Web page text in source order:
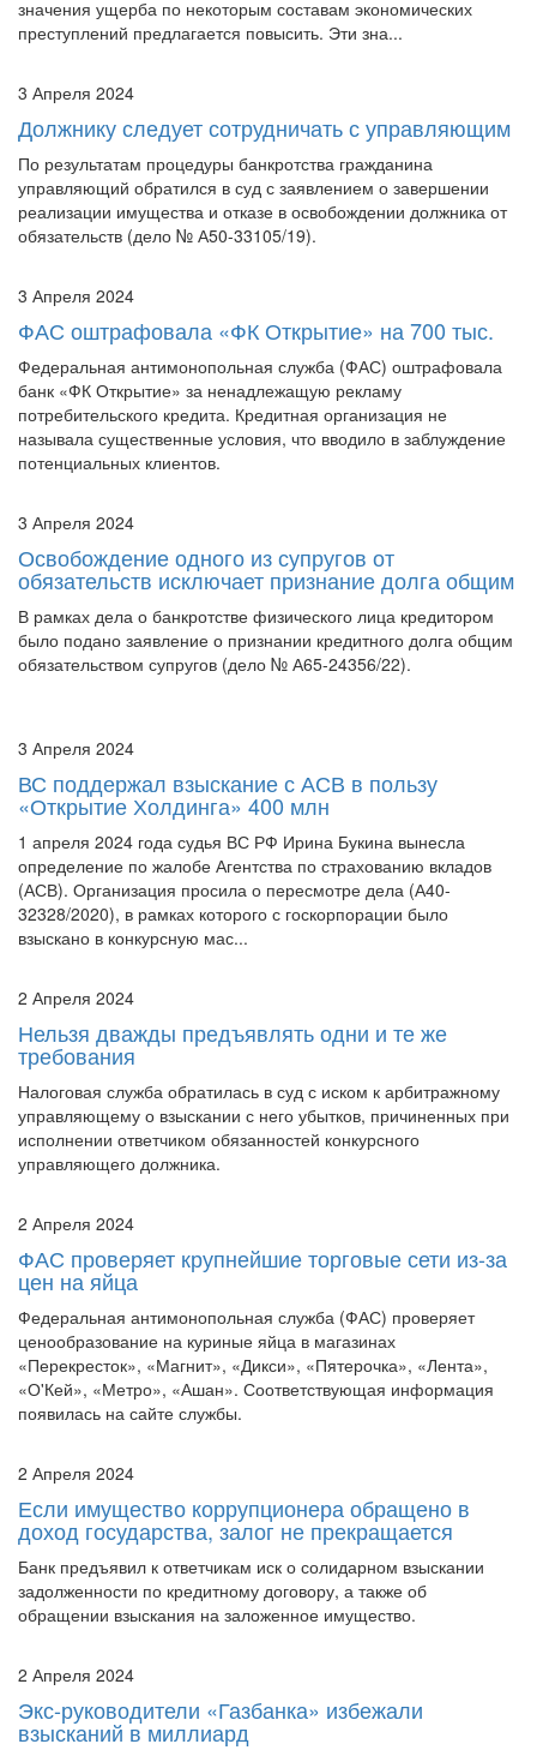
3 Апреля 2024
управляющий обратился в суд с заявлением о завершении
реализации имущества и отказе в освобождении должника от
обязательств (дело № А50-33105/19).
3 Апреля 2024
банк «ФК Открытие» за ненадлежащую рекламу
потребительского кредита. Кредитная организация не
называла существенные условия, что вводило в заблуждение
потенциальных клиентов.
3 Апреля 2024
обязательств исключает признание долга общим
В рамках дела о банкротстве физического лица кредитором
было подано заявление о признании кредитного долга общим
обязательством супругов (дело № А65-24356/22).
«Открытие Холдинга» 400 млн
1 апреля 2024 года судья ВС РФ Ирина Букина вынесла
определение по жалобе Агентства по страхованию вкладов
(АСВ). Организация просила о пересмотре дела (А40-
32328/2020), в рамках которого с госкорпорации было
взыскано в конкурсную мас...
2 Апреля 2024
требования
Налоговая служба обратилась в суд с иском к арбитражному
управляющему о взыскании с него убытков, причиненных при
исполнении ответчиком обязанностей конкурсного
управляющего должника.
2 Апреля 2024
цен на яйца
Федеральная антимонопольная служба (ФАС) проверяет
ценообразование на куриные яйца в магазинах
«Перекресток», «Магнит», «Дикси», «Пятерочка», «Лента»,
«О'Кей», «Метро», «Ашан». Соответствующая информация
появилась на сайте службы.
2 Апреля 2024
доход государства, залог не прекращается
Банк предъявил к ответчикам иск о солидарном взыскании
задолженности по кредитному договору, а также об
обращении взыскания на заложенное имущество.
2 Апреля 2024
взысканий в миллиард
Кассация освободила бывших советников председателя
правления «Газбанка» Виктора Левина и Сергея Облова от